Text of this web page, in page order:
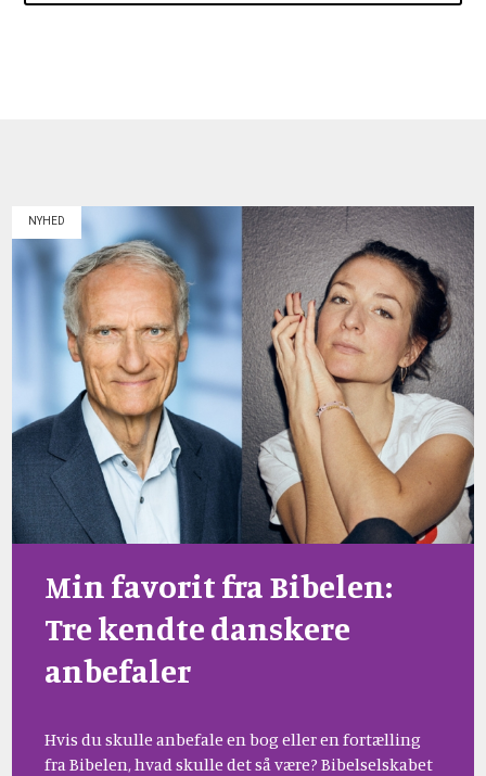
NYHED
Min favorit fra Bibelen:
Tre kendte danskere
anbefaler
Hvis du skulle anbefale en bog eller en fortælling
fra Bibelen, hvad skulle det så være? Bibelselskabet